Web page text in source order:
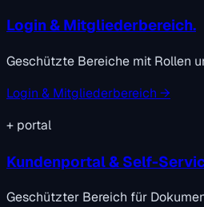
Login & Mitgliederbereich.
Geschützte Bereiche mit Rollen
Login & Mitgliederbereich →
+ portal
Kundenportal & Self-
Geschützter Bereich für